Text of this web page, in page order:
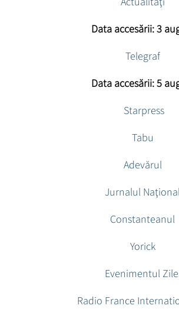
Data accesării: 3
Telegraf
Data accesării: 5
Starpress
Tabu
Adevărul
Jurnalul
Constanteanul
Yorick
Evenimentul
Radio France